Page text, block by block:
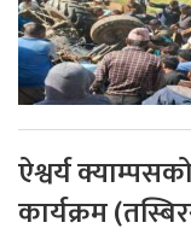
ऐश्वर्य
कार्यक्रम